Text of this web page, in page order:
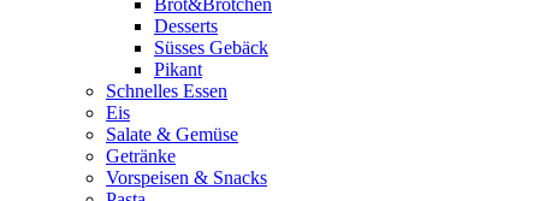
Brot&Brötchen
Desserts
Süsses Gebäck
Pikant
Schnelles Essen
Eis
Salate & Gemüse
Getränke
Vorspeisen & Snacks